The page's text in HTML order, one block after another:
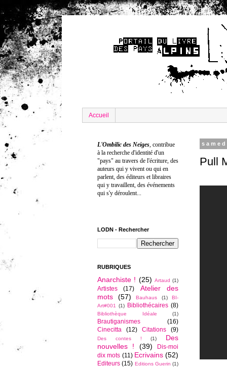
Accueil
Pull
L'Ombilic des Neiges, contribue
à la recherche d'identité d'un
"pays" au travers de l'écriture, des
auteurs qui y vivent ou qui en
parlent, des éditeurs et libraires
qui y travaillent, des événements
qui s'y déroulent...
LODN - Rechercher
RUBRIQUES
Anarchiste ! (25) Artaud (1)
Artistes (17)
Atelier des
mots
(57) Bauhaus (1)
BI-
Art#001 (1) Bibliothécaires (8)
Bibliothèque Idéale (1)
Brautiganismes
(16)
Cinecitta
(12) Citations (9)
Des contes ! (1)
Des
nouvelles !
(39)
Dis-moi
dix mots (11) Ecrivains (52)
Editeurs (15) Editions Guerin (1)